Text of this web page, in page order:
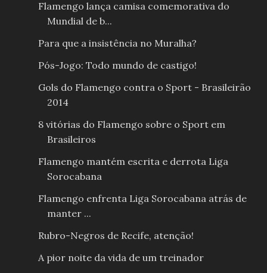
Flamengo lança camisa comemorativa do
Mundial de b...
Para que a insistência no Muralha?
Pós-Jogo: Todo mundo de castigo!
Gols do Flamengo contra o Sport - Brasileirão
2014
8 vitórias do Flamengo sobre o Sport em
Brasileiros
Flamengo mantém escrita e derrota Liga
Sorocabana
Flamengo enfrenta Liga Sorocabana atrás de
manter ...
Rubro-Negros de Recife, atenção!
A pior noite da vida de um treinador